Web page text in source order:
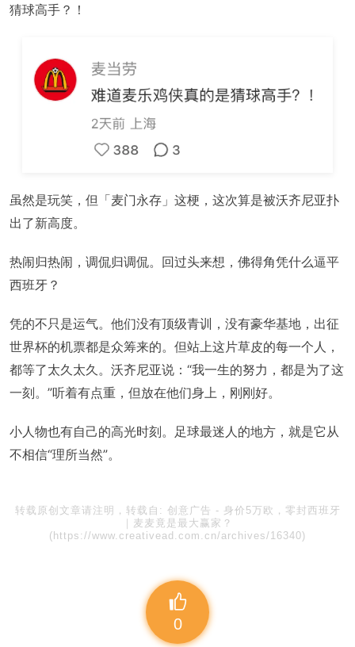
猜球高手？！
虽然是玩笑，但「麦门永存 」这梗，这次算是被沃齐尼亚扑
出了新高度。
热闹归热闹，调侃归调侃。回过头来想，佛得角凭什么逼平
西班牙？
凭的不只是运气。他们没有顶级青训，没有豪华基地，出征
世界杯的机票都是众筹来的。但站上这片草皮的每一个人，
都等了太久太久。沃齐尼亚说：“我一生的努力，都是为了这
一刻。”听着有点重，但放在他们身上，刚刚好。
小人物也有自己的高光时刻。足球最迷人的地方，就是它从
不相信“理所当然”。
转载原创文章请注明，转载自: 创意广告 - 身价5万欧，零封西班牙
｜麦麦竟是最大赢家？
(https://www.creativead.com.cn/archives/16340)
0